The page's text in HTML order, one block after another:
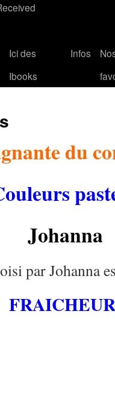
Ici des
Ibooks
Infos
du
Johanna
par Johanna
FRAICHEUR